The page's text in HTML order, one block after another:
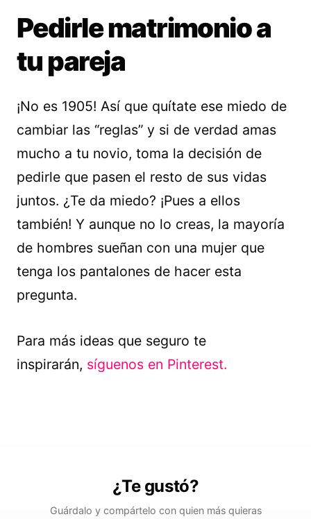
Pedirle matrimonio a
tu pareja
¡No es 1905! Así que quítate ese miedo de
cambiar las “reglas” y si de verdad amas
mucho a tu novio, toma la decisión de
pedirle que pasen el resto de sus vidas
juntos. ¿Te da miedo? ¡Pues a ellos
también! Y aunque no lo creas, la mayoría
de hombres sueñan con una mujer que
tenga los pantalones de hacer esta
pregunta.
Para más ideas que seguro te
inspirarán, síguenos en Pinterest.
¿Te gustó?
Guárdalo y compártelo con quien más quieras